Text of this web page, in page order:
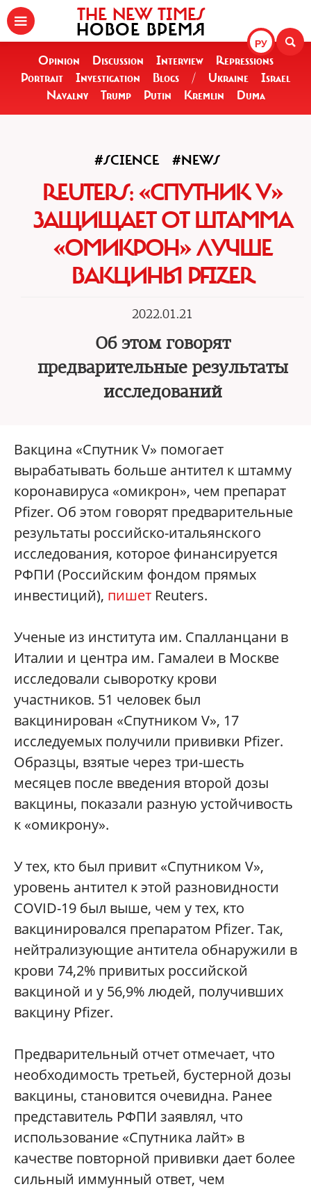
РУ
THE NEW TIMES
НОВОЕ ВРЕМЯ
Opinion Discussion Interview
Repressions
Portrait
Investigation Blogs / Ukraine
Israel
Navalny
Trump Putin Kremlin Duma
#SCIENCE #NEWS
REUTERS: «СПУТНИК V»
ЗАЩИЩАЕТ ОТ ШТАММА
«ОМИКРОН» ЛУЧШЕ
ВАКЦИНЫ PFIZER
2022.01.21
Об этом говорят
предварительные результаты
исследований
Вакцина «Спутник V» помогает
вырабатывать больше антител к штамму
коронавируса «омикрон», чем препарат
Pfizer. Об этом говорят предварительные
результаты российско-итальянского
исследования, которое финансируется
РФПИ (Российским фондом прямых
инвестиций), пишет Reuters.
Ученые из института им. Спалланцани в
Италии и центра им. Гамалеи в Москве
исследовали сыворотку крови
участников. 51 человек был
вакцинирован «Спутником V», 17
исследуемых получили прививки Pfizer.
Образцы, взятые через три-шесть
месяцев после введения второй дозы
вакцины, показали разную устойчивость
к «омикрону».
У тех, кто был привит «Спутником V»,
уровень антител к этой разновидности
COVID-19 был выше, чем у тех, кто
вакцинировался препаратом Pfizer. Так,
нейтрализующие антитела обнаружили в
крови 74,2% привитых российской
вакциной и у 56,9% людей, получивших
вакцину Pfizer.
Предварительный отчет отмечает, что
необходимость третьей, бустерной дозы
вакцины, становится очевидна. Ранее
представитель РФПИ заявлял, что
использование «Спутника лайт» в
качестве повторной прививки дает более
сильный иммунный ответ, чем